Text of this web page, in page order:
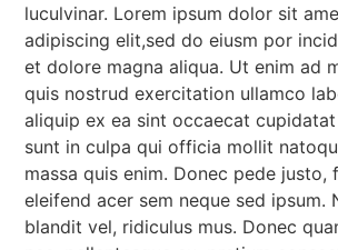
luculvinar. Lorem ipsum dolor sit
adipiscing elit,sed do eiusm por
et dolore magna aliqua. Ut enim ad
quis nostrud exercitation ullamco
aliquip ex ea sint occaecat
sunt in culpa qui officia mollit
massa quis enim. Donec pede justo,
eleifend acer sem neque sed ipsum.
blandit vel, ridiculus mus. Donec